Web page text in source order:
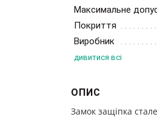
Максимальне
Покриття
Виробник
дивитися всі
ОПИС
Замок защіпка